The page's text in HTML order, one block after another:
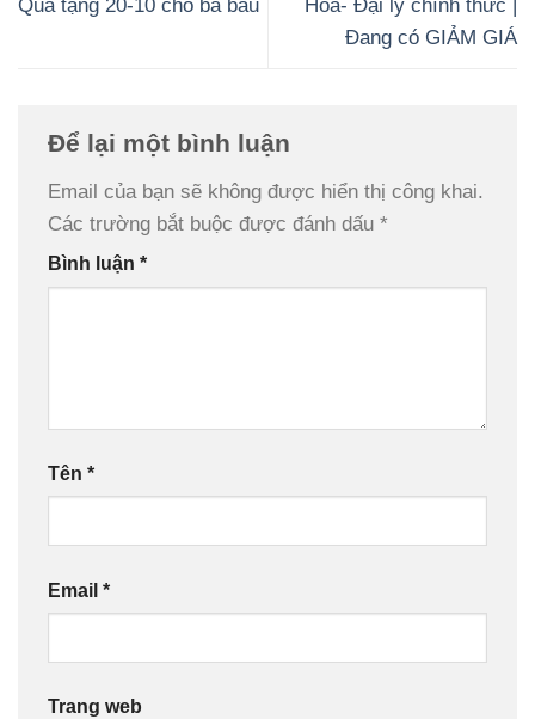
Quà tặng 20-10 cho bà bầu
Hóa- Đại lý chính thức |
Đang có GIẢM GIÁ
Để lại một bình luận
Email của bạn sẽ không được hiển thị công khai.
Các trường bắt buộc được đánh dấu *
Bình luận *
Tên *
Email *
Trang web